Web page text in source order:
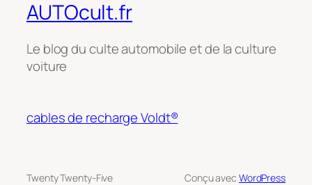
AUTOcult.fr
Le blog du culte automobile et de la culture
voiture
cables de recharge Voldt®
Twenty Twenty-Five Conçu avec WordPress